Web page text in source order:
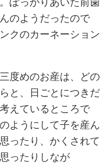
のようだったので
クのカーネーション
度めのお産は、どの
と、日ごとにつきだ
えているところで
ようにして子を産ん
ったり、かくされて
ったりしなが